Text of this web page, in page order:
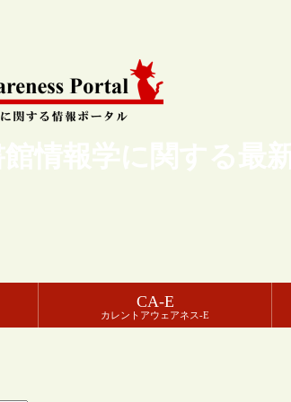
館情報学に関する最
CA-E
カレントアウェアネス-E